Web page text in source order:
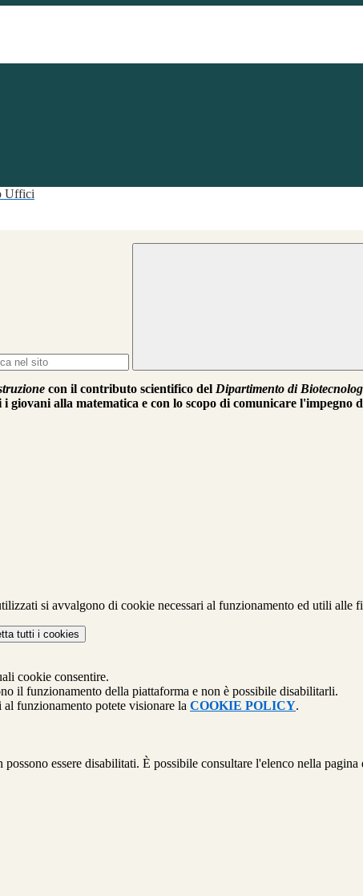
Uffici
con il contributo scientifico del Dipartimento di
alla matematica e con lo scopo di comunicare l'impegno
si avvalgono di cookie necessari al funzionamento ed utili alle
tutti i cookies
cookie consentire.
il funzionamento della piattaforma e non è possibile disabilitarli.
funzionamento potete visionare la COOKIE POLICY.
essere disabilitati. È possibile consultare l'elenco nella